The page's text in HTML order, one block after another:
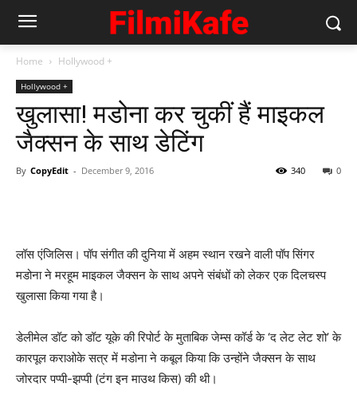
Home Hollywood +
Hollywood +
खुलासा! मडोना कर चुकीं हैं माइकल
जैक्‍सन के साथ डेटिंग
By CopyEdit - December 9, 2016 0
340
लॉस एंजिलिस। पॉप संगीत की दुनिया में अहम स्‍थान रखने वाली पॉप सिंगर
मडोना ने मरहूम माइकल जैक्सन के साथ अपने संबंधों को लेकर एक दिलचस्‍प
खुलासा किया गया है।
डेलीमेल डॉट को डॉट यूके की रिपोर्ट के मुताबिक जेम्स कॉर्ड के ‘द लेट लेट शो’ के
कारपूल कराओके सत्र में मडोना ने कबूल किया कि उन्होंने जैक्सन के साथ
जोरदार पप्पी-झप्पी (टंग इन माउथ किस) की थी।